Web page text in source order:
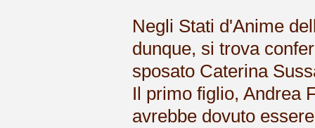
Negli Stati d'Anime
dunque, si trova
sposato Caterina
Il primo figlio, Andrea
avrebbe dovuto